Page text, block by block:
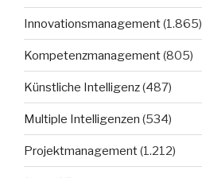
Innovationsmanagement(1.865)
Kompetenzmanagement(805)
Künstliche Intelligenz(487)
Multiple Intelligenzen (534)
Projektmanagement(1.212)